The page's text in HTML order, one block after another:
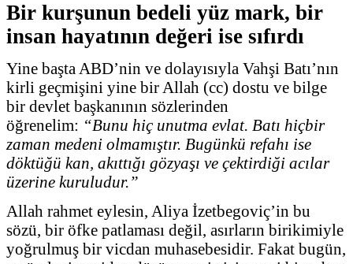
Bir kurşunun bedeli yüz mark, bir
insan hayatının değeri ise sıfırdı
Yine başta ABD’nin ve dolayısıyla Vahşi Batı’nın
kirli geçmişini yine bir Allah (cc) dostu ve bilge
bir devlet başkanının sözlerinden
öğrenelim: “Bunu hiç unutma evlat. Batı hiçbir
zaman medeni olmamıştır. Bugünkü refahı ise
döktüğü kan, akıttığı gözyaşı ve çektirdiği acılar
üzerine kuruludur.”
Allah rahmet eylesin, Aliya İzetbegoviç’in bu
sözü, bir öfke patlaması değil, asırların birikimiyle
yoğrulmuş bir vicdan muhasebesidir. Fakat bugün,